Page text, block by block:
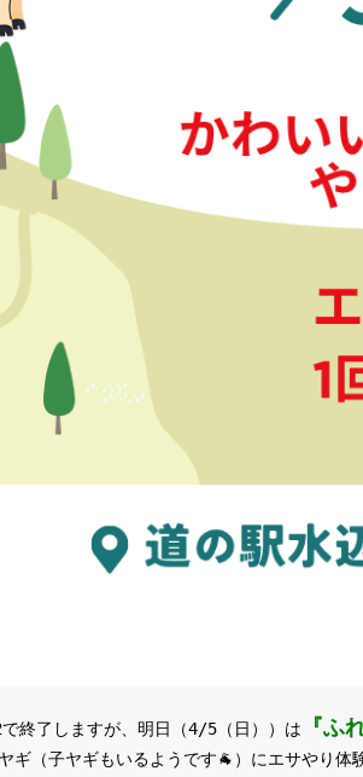
終了しますが、明日（4/5（日））は 『ふ
ギ（子ヤギもいるようです🐐）にエサやり体